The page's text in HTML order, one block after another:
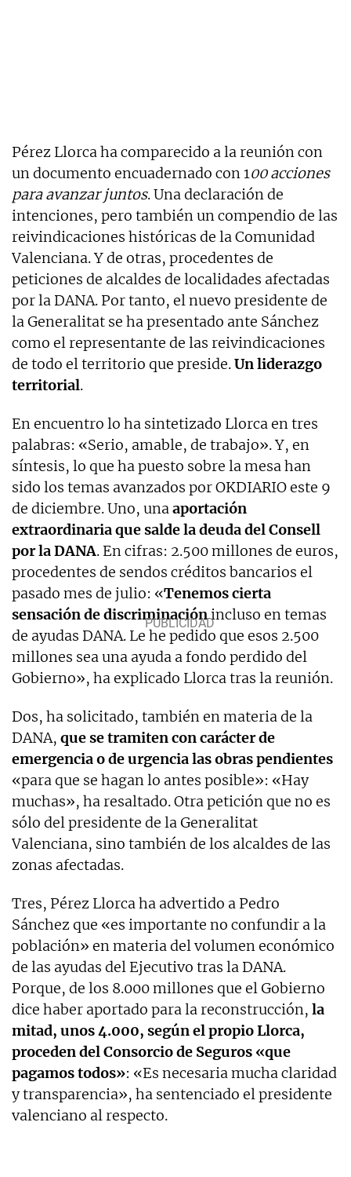
Pérez Llorca ha comparecido a la reunión con
un documento encuadernado con 100 acciones
para avanzar juntos. Una declaración de
intenciones, pero también un compendio de las
reivindicaciones históricas de la Comunidad
Valenciana. Y de otras, procedentes de
peticiones de alcaldes de localidades afectadas
por la DANA. Por tanto, el nuevo presidente de
la Generalitat se ha presentado ante Sánchez
como el representante de las reivindicaciones
de todo el territorio que preside.Un liderazgo
territorial.
En encuentro lo ha sintetizado Llorca en tres
palabras: «Serio, amable, de trabajo». Y, en
síntesis, lo que ha puesto sobre la mesa han
sido los temas avanzados por OKDIARIO este 9
de diciembre. Uno, unaaportación
extraordinaria que salde la deuda del Consell
por la DANA. En cifras: 2.500 millones de euros,
procedentes de sendos créditos bancarios el
pasado mes de julio: «Tenemos cierta
sensación de discriminaciónincluso en temas
de ayudas DANA. Le he pedido que esos 2.500
millones sea una ayuda a fondo perdido del
Gobierno», ha explicado Llorca tras la reunión.
Dos, ha solicitado, también en materia de la
DANA, que se tramiten con carácter de
emergencia o de urgencia las obras pendientes
«para que se hagan lo antes posible»: «Hay
muchas», ha resaltado. Otra petición que no es
sólo del presidente de la Generalitat
Valenciana, sino también de los alcaldes de las
zonas afectadas.
Tres, Pérez Llorca ha advertido a Pedro
Sánchez que «es importante no confundir a la
población» en materia del volumen económico
de las ayudas del Ejecutivo tras la DANA.
Porque, de los 8.000 millones que el Gobierno
dice haber aportado para la reconstrucción, la
mitad, unos 4.000, según el propio Llorca,
proceden del Consorcio de Seguros «que
pagamos todos»: «Es necesaria mucha claridad
y transparencia», ha sentenciado el presidente
valenciano al respecto.